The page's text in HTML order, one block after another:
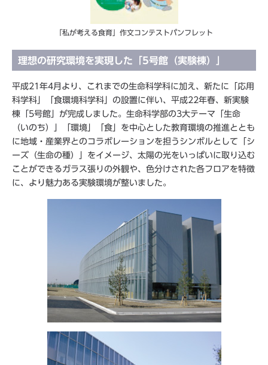
「私が考える食育」作文コンテストパンフレット
理想の研究環境を実現した「5号館（実験棟）」
平成21年4月より、これまでの生命科学科に加え、新たに「応用
科学科」「食環境科学科」の設置に伴い、平成22年春、新実験
棟「5号館」が完成しました。生命科学部の3大テーマ「生命
（いのち）」「環境」「食」を中心とした教育環境の推進ととも
に地域・産業界とのコラボレーションを担うシンボルとして「シ
ーズ（生命の種）」をイメージ、太陽の光をいっぱいに取り込む
ことができるガラス張りの外観や、色分けされた各フロアを特徴
に、より魅力ある実験環境が整いました。